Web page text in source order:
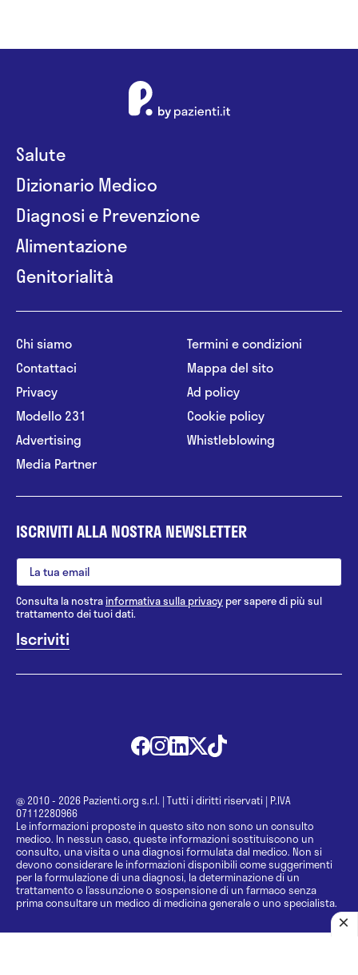
Salute
Dizionario Medico
Diagnosi e Prevenzione
Alimentazione
Genitorialità
Chi siamo
Contattaci
Privacy
Modello 231
Advertising
Media Partner
Termini e condizioni
Mappa del sito
Ad policy
Cookie policy
Whistleblowing
ISCRIVITI ALLA NOSTRA NEWSLETTER
Consulta la nostrainformativa sulla privacy per sapere di più sul
trattamento dei tuoi dati.
@ 2010 - 2026 Pazienti.org s.r.l. | Tutti i diritti riservati | P.IVA
07112280966
Le informazioni proposte in questo sito non sono un consulto
medico. In nessun caso, queste informazioni sostituiscono un
consulto, una visita o una diagnosi formulata dal medico. Non si
devono considerare le informazioni disponibili come suggerimenti
per la formulazione di una diagnosi, la determinazione di un
trattamento o l’assunzione o sospensione di un farmaco senza
prima consultare un medico di medicina generale o uno specialista.